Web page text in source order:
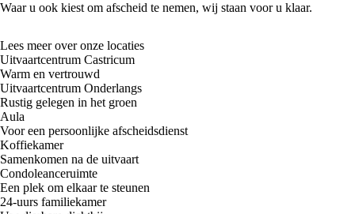
Waar u ook kiest om afscheid te nemen, wij staan voor u klaar.
Lees meer over onze locaties
Uitvaartcentrum Castricum
Warm en vertrouwd
Uitvaartcentrum Onderlangs
Rustig gelegen in het groen
Aula
Voor een persoonlijke afscheidsdienst
Koffiekamer
Samenkomen na de uitvaart
Condoleanceruimte
Een plek om elkaar te steunen
24-uurs familiekamer